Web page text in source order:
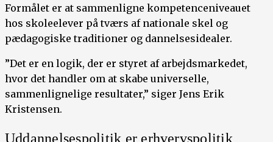
Formålet er at sammenligne kompetenceniveauet
hos skoleelever på tværs af nationale skel og
pædagogiske traditioner og dannelsesidealer.
”Det er en logik, der er styret af arbejdsmarkedet,
hvor det handler om at skabe universelle,
sammenlignelige resultater,” siger Jens Erik
Kristensen.
Uddannelsespolitik er erhvervspolitik